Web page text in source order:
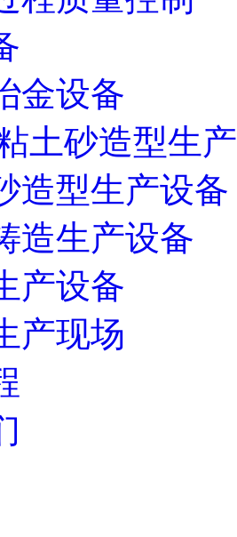
金设备
土砂造型生
造型生产设备
造生产设备
产设备
产现场